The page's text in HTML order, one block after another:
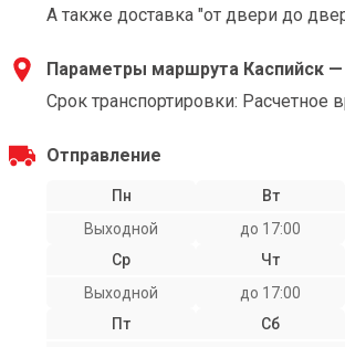
А также доставка "от двери до
Параметры маршрута Каспийск
Срок транспортировки: Расчетное
Отправление
Пн
Выходной
Вт
до 17:00
Ср
Выходной
Чт
до 17:00
Пт
Сб